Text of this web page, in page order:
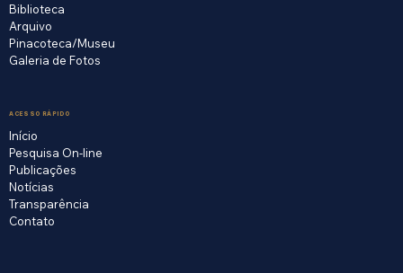
Biblioteca
Arquivo
Pinacoteca/Museu
Galeria de Fotos
ACESSO RÁPIDO
Início
Pesquisa On-line
Publicações
Notícias
Transparência
Contato